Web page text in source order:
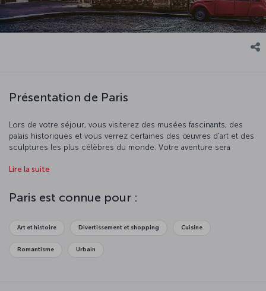
Présentation de Paris
Lors de votre séjour, vous visiterez des musées fascinants, des
palais historiques et vous verrez certaines des œuvres d'art et des
sculptures les plus célèbres du monde. Votre aventure sera
est surnommée la « Ville Lumière » et vous découvrirez les plaisirs
par l'art, l'architecture et la fameuse cuisine que Paris a à vous offrir.
Lire la suite
Paris est connue pour :
Art et histoire Divertissement et shopping Cuisine
Romantisme Urbain